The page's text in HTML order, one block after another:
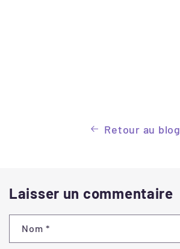
Retour au blog
Laisser un commentaire
Nom *